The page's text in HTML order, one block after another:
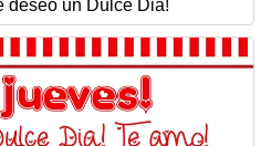
deseo un Dulce Dia!